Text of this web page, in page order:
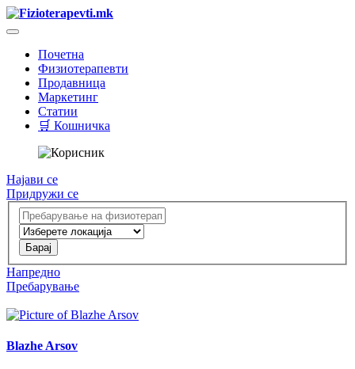
Почетна
Физиотерапевти
Продавница
Маркетинг
Статии
🛒 Кошничка
Најави се
Придружи се
Напредно
Пребарување
Blazhe Arsov